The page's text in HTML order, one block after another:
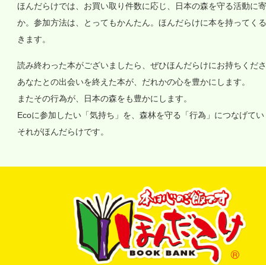
ほんだらけでは、お買い取り件数に応じ、日本の森を守る活動に
か。参加方法は、とってもかんたん。ほんだらけに本を持ってく
きます。
読み終わった本がございましたら、ぜひほんだらけにお持ちくだ
あなたとの出会いを終えた本が、だれかの心を豊かにします。
またその行為が、日本の森をも豊かにします。
Ecoに参加したい「気持ち」を、森林を守る「行為」につなげて
それがほんだらけです。